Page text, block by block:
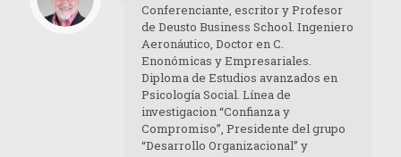
Conferenciante, escritor y Profesor
de Deusto Business School. Ingeniero
Aeronáutico, Doctor en C.
Enonómicas y Empresariales.
Diploma de Estudios avanzados en
Psicología Social. Línea de
investigacion “Confianza y
Compromiso”, Presidente del grupo
“Desarrollo Organizacional” y